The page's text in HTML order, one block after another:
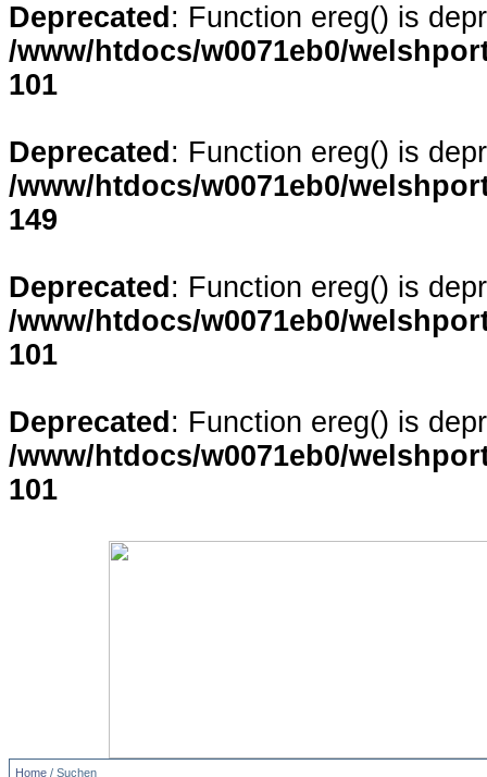
Deprecated : Function ereg() is
/www/htdocs/w0071eb0/
101
Deprecated : Function ereg() is
/www/htdocs/w0071eb0/
149
Deprecated : Function ereg() is
/www/htdocs/w0071eb0/
101
Deprecated : Function ereg() is
/www/htdocs/w0071eb0/
101
Home / Suchen